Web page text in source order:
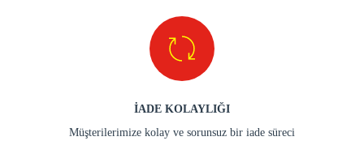
İADE KOLAYLIĞI
Müşterilerimize kolay ve sorunsuz bir iade süreci